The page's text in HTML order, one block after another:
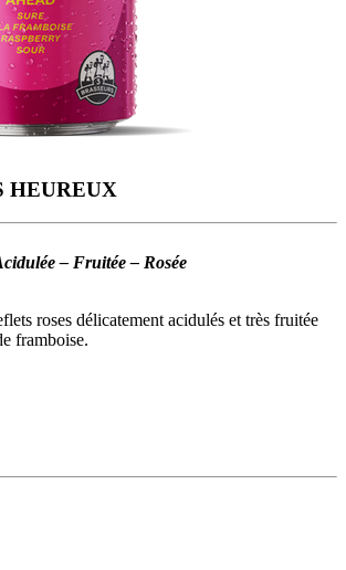
HEUREUX
– Fruitée – Rosée
roses délicatement acidulés et très fruitée
framboise.